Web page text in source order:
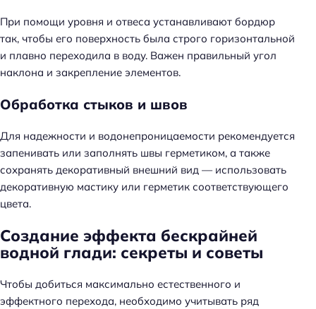
При помощи уровня и отвеса устанавливают бордюр
так, чтобы его поверхность была строго горизонтальной
и плавно переходила в воду. Важен правильный угол
наклона и закрепление элементов.
Обработка стыков и швов
Для надежности и водонепроницаемости рекомендуется
запенивать или заполнять швы герметиком, а также
сохранять декоративный внешний вид — использовать
декоративную мастику или герметик соответствующего
цвета.
Создание эффекта бескрайней
водной глади: секреты и советы
Чтобы добиться максимально естественного и
эффектного перехода, необходимо учитывать ряд